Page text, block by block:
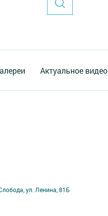
Актуальное видео
ул. Ленина, 81Б